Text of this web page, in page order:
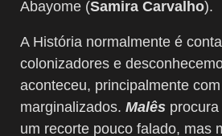
Abayome (Samira Carvalho).
A História normalmente é
colonizadores e
aconteceu, principalmente
marginalizados. Malês
um recorte pouco falado, mas